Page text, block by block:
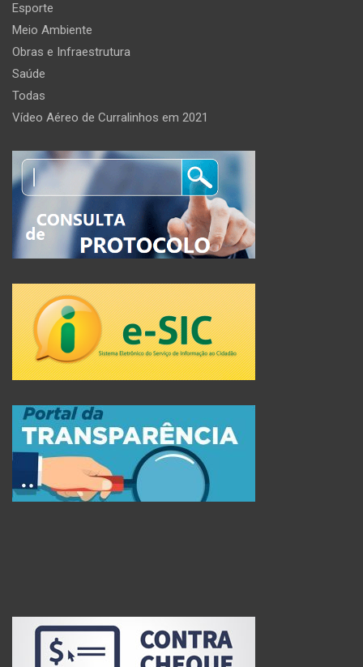
Esporte
Meio Ambiente
Obras e Infraestrutura
Saúde
Todas
Vídeo Aéreo de Curralinhos em 2021